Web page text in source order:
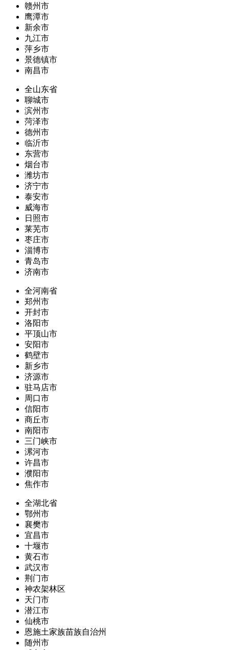
赣州市
鹰潭市
新余市
九江市
萍乡市
景德镇市
南昌市
全山东省
聊城市
滨州市
菏泽市
德州市
临沂市
东营市
烟台市
潍坊市
济宁市
泰安市
威海市
日照市
莱芜市
枣庄市
淄博市
青岛市
济南市
全河南省
郑州市
开封市
洛阳市
平顶山市
安阳市
鹤壁市
新乡市
济源市
驻马店市
周口市
信阳市
商丘市
南阳市
三门峡市
漯河市
许昌市
濮阳市
焦作市
全湖北省
鄂州市
襄樊市
宜昌市
十堰市
黄石市
武汉市
荆门市
神农架林区
天门市
潜江市
仙桃市
恩施土家族苗族自治州
随州市